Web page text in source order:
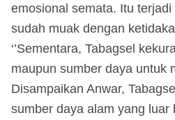
emosional semata. Itu
sudah muak dengan
‘’Sementara, Tabagsel
maupun sumber daya untuk
Disampaikan Anwar,
sumber daya alam yang luar